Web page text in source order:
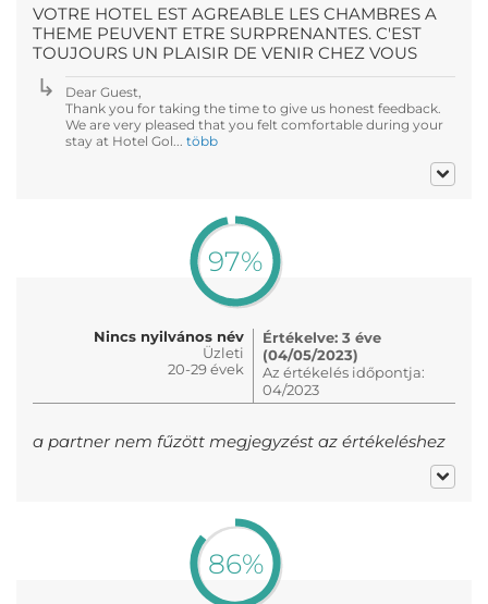
VOTRE HOTEL EST AGREABLE LES CHAMBRES A
THEME PEUVENT ETRE SURPRENANTES. C'EST
TOUJOURS UN PLAISIR DE VENIR CHEZ VOUS
Dear Guest,
Thank you for taking the time to give us honest feedback.
We are very pleased that you felt comfortable during your
stay at Hotel Gol... több
97%
Nincs nyilvános név
Üzleti
20-29 évek
Értékelve: 3 éve
(04/05/2023)
Az értékelés időpontja:
04/2023
a partner nem fűzött megjegyzést az értékeléshez
86%